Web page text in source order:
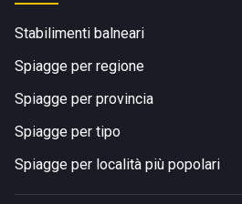
Stabilimenti balneari
Spiagge per regione
Spiagge per provincia
Spiagge per tipo
Spiagge per località più popolari